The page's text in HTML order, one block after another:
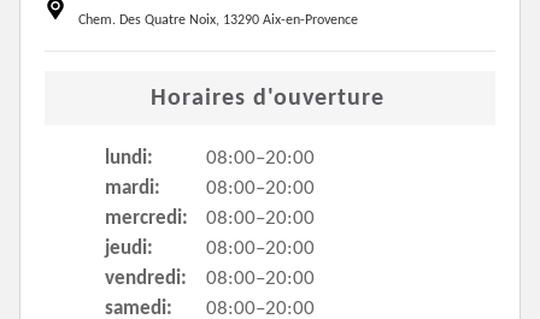
Chem. Des Quatre Noix, 13290 Aix-en-Provence
Horaires d'ouverture
lundi:
08:00–20:00
mardi:
08:00–20:00
mercredi:
08:00–20:00
jeudi:
08:00–20:00
vendredi:
08:00–20:00
samedi:
08:00–20:00